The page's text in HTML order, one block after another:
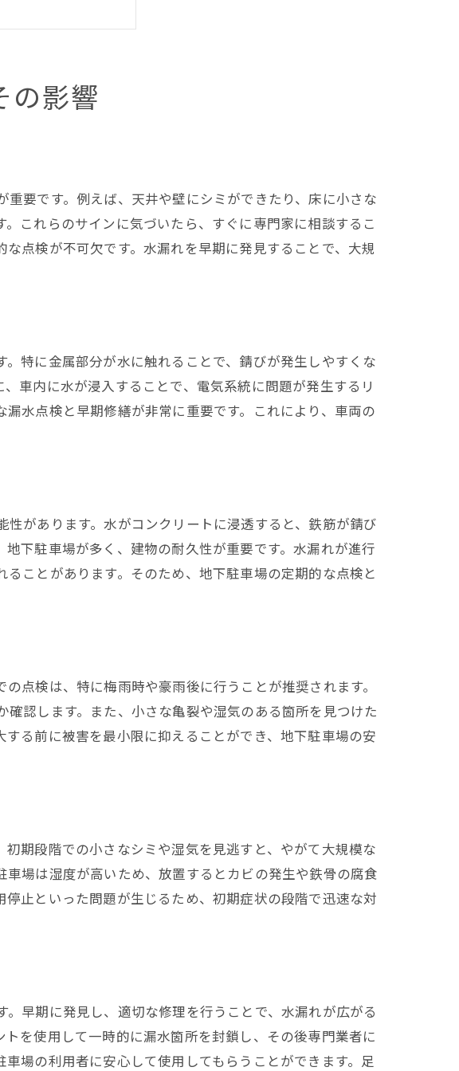
事例紹介
るための予防策
の影響
要です。例えば、天井や壁にシミができたり、床に小さな
これらのサインに気づいたら、すぐに専門家に相談するこ
点検が不可欠です。水漏れを早期に発見することで、大規
特に金属部分が水に触れることで、錆びが発生しやすくな
車内に水が浸入することで、電気系統に問題が発生するリ
水点検と早期修繕が非常に重要です。これにより、車両の
があります。水がコンクリートに浸透すると、鉄筋が錆び
下駐車場が多く、建物の耐久性が重要です。水漏れが進行
ことがあります。そのため、地下駐車場の定期的な点検と
点検は、特に梅雨時や豪雨後に行うことが推奨されます。
認します。また、小さな亀裂や湿気のある箇所を見つけた
る前に被害を最小限に抑えることができ、地下駐車場の安
期段階での小さなシミや湿気を見逃すと、やがて大規模な
場は湿度が高いため、放置するとカビの発生や鉄骨の腐食
止といった問題が生じるため、初期症状の段階で迅速な対
早期に発見し、適切な修理を行うことで、水漏れが広がる
を使用して一時的に漏水箇所を封鎖し、その後専門業者に
場の利用者に安心して使用してもらうことができます。足